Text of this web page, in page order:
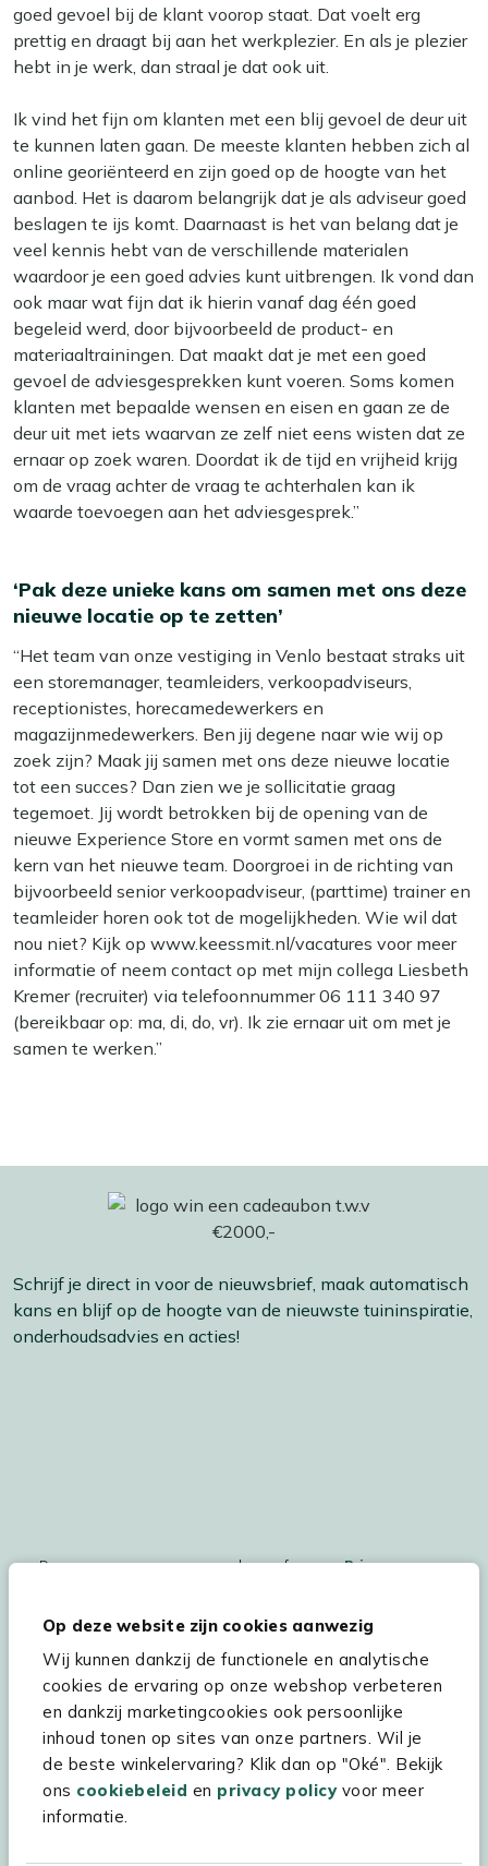
Op deze website zijn cookies aanwezig
Wij kunnen dankzij de functionele en analytische
cookies de ervaring op onze webshop verbeteren
en dankzij marketingcookies ook persoonlijke
inhoud tonen op sites van onze partners. Wil je
de beste winkelervaring? Klik dan op "Oké". Bekijk
ons cookiebeleid en privacy policyvoor meer
informatie.
goed gevoel bij de klant voorop staat. Dat voelt erg
prettig en draagt bij aan het werkplezier. En als je plezier
hebt in je werk, dan straal je dat ook uit.
Ik vind het fijn om klanten met een blij gevoel de deur uit
te kunnen laten gaan. De meeste klanten hebben zich al
online georiënteerd en zijn goed op de hoogte van het
aanbod. Het is daarom belangrijk dat je als adviseur goed
beslagen te ijs komt. Daarnaast is het van belang dat je
veel kennis hebt van de verschillende materialen
waardoor je een goed advies kunt uitbrengen. Ik vond dan
ook maar wat fijn dat ik hierin vanaf dag één goed
begeleid werd, door bijvoorbeeld de product- en
materiaaltrainingen. Dat maakt dat je met een goed
gevoel de adviesgesprekken kunt voeren. Soms komen
klanten met bepaalde wensen en eisen en gaan ze de
deur uit met iets waarvan ze zelf niet eens wisten dat ze
ernaar op zoek waren. Doordat ik de tijd en vrijheid krijg
om de vraag achter de vraag te achterhalen kan ik
waarde toevoegen aan het adviesgesprek.”
‘Pak deze unieke kans om samen met ons deze
nieuwe locatie op te zetten’
“Het team van onze vestiging in Venlo bestaat straks uit
een storemanager, teamleiders, verkoopadviseurs,
receptionistes, horecamedewerkers en
magazijnmedewerkers. Ben jij degene naar wie wij op
zoek zijn? Maak jij samen met ons deze nieuwe locatie
tot een succes? Dan zien we je sollicitatie graag
tegemoet. Jij wordt betrokken bij de opening van de
nieuwe Experience Store en vormt samen met ons de
kern van het nieuwe team. Doorgroei in de richting van
bijvoorbeeld senior verkoopadviseur, (parttime) trainer en
teamleider horen ook tot de mogelijkheden. Wie wil dat
nou niet? Kijk op www.keessmit.nl/vacatures voor meer
informatie of neem contact op met mijn collega Liesbeth
Kremer (recruiter) via telefoonnummer 06 111 340 97
(bereikbaar op: ma, di, do, vr). Ik zie ernaar uit om met je
samen te werken.”
Schrijf je direct in voor de nieuwsbrief, maak automatisch
kans en blijf op de hoogte van de nieuwste tuininspiratie,
onderhoudsadvies en acties!
De persoonsgegegevens worden conform onsPrivacy
Hulp & service
Assortiment
Kees Smit Tuinmeubelen
Experience Stores XXL